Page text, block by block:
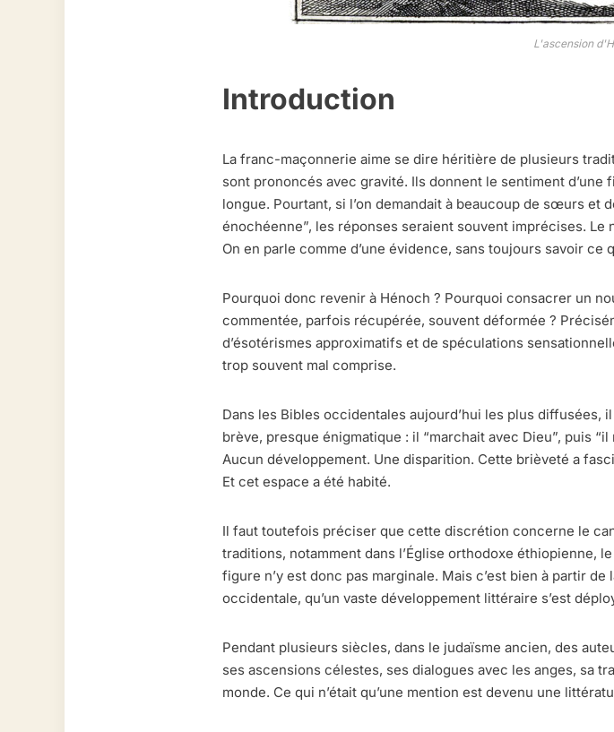
L'ascension
Introduction
La franc-maçonnerie aime se dire héritière de plusieurs
sont prononcés avec gravité. Ils donnent le sentiment
longue. Pourtant, si l’on demandait à beaucoup de sœurs
énochéenne”, les réponses seraient souvent imprécises.
On en parle comme d’une évidence, sans toujours savoir
Pourquoi donc revenir à Hénoch ? Pourquoi consacrer un
commentée, parfois récupérée, souvent déformée ?
d’ésotérismes approximatifs et de spéculations
trop souvent mal comprise.
Dans les Bibles occidentales aujourd’hui les plus diffusées,
brève, presque énigmatique : il “marchait avec Dieu”, puis
Aucun développement. Une disparition. Cette brièveté a
Et cet espace a été habité.
Il faut toutefois préciser que cette discrétion concerne le
traditions, notamment dans l’Église orthodoxe éthiopienne,
figure n’y est donc pas marginale. Mais c’est bien à partir
occidentale, qu’un vaste développement littéraire s’est
Pendant plusieurs siècles, dans le judaïsme ancien, des
ses ascensions célestes, ses dialogues avec les anges, sa
monde. Ce qui n’était qu’une mention est devenu une